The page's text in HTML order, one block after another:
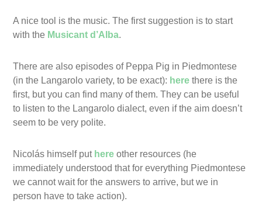
A nice tool is the music. The first suggestion is to start
with the Musicant d’Alba.
There are also episodes of Peppa Pig in Piedmontese
(in the Langarolo variety, to be exact): here there is the
first, but you can find many of them. They can be useful
to listen to the Langarolo dialect, even if the aim doesn’t
seem to be very polite.
Nicolás himself put here other resources (he
immediately understood that for everything Piedmontese
we cannot wait for the answers to arrive, but we in
person have to take action).